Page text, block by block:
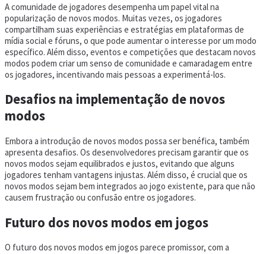
A comunidade de jogadores desempenha um papel vital na
popularização de novos modos. Muitas vezes, os jogadores
compartilham suas experiências e estratégias em plataformas de
mídia social e fóruns, o que pode aumentar o interesse por um modo
específico. Além disso, eventos e competições que destacam novos
modos podem criar um senso de comunidade e camaradagem entre
os jogadores, incentivando mais pessoas a experimentá-los.
Desafios na implementação de novos
modos
Embora a introdução de novos modos possa ser benéfica, também
apresenta desafios. Os desenvolvedores precisam garantir que os
novos modos sejam equilibrados e justos, evitando que alguns
jogadores tenham vantagens injustas. Além disso, é crucial que os
novos modos sejam bem integrados ao jogo existente, para que não
causem frustração ou confusão entre os jogadores.
Futuro dos novos modos em jogos
O futuro dos novos modos em jogos parece promissor, com a